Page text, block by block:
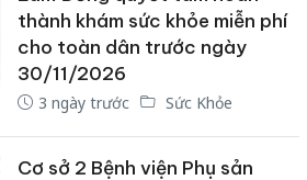
thành khám sức khỏe miễn phí
cho toàn dân trước ngày
30/11/2026
3 ngày trước Sức Khỏe
Cơ sở 2 Bệnh viện Phụ sản